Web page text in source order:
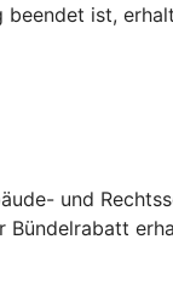
ist,
und